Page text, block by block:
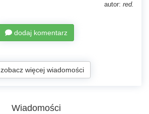
autor: red.
dodaj komentarz
zobacz więcej wiadomości
Wiadomości